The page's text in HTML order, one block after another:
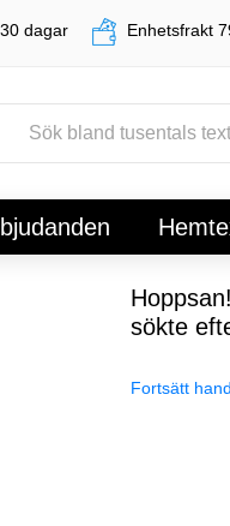
dagar Enhetsfrakt
sökte
Fortsätt